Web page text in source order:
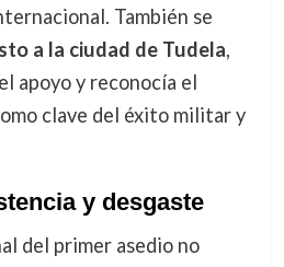
También se
a la ciudad de Tudela,
apoyo y reconocía el
clave del éxito militar y
y desgaste
del primer asedio no